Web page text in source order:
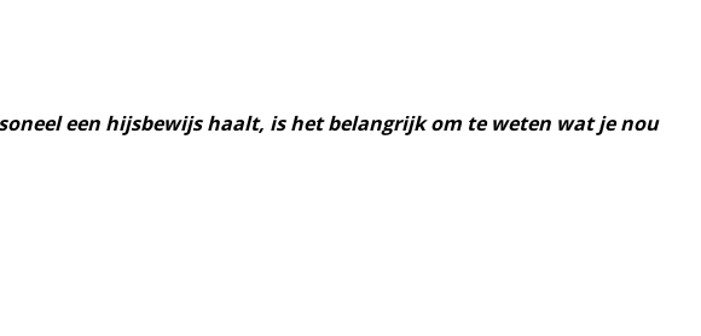
een hijsbewijs haalt, is het belangrijk om te weten wat je nou